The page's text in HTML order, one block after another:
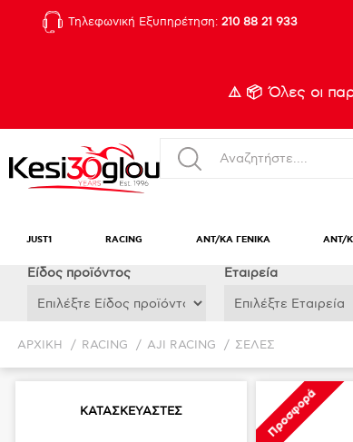
Τηλεφωνική Εξυπηρέτηση: 210 88 21 933
⚠️ 📦 Όλες οι
JUST1 RACING ΑΝΤ/ΚΑ ΓΕΝΙΚΑ ΑΝΤ/
Eίδος προϊόντος Εταιρεία
ΑΡΧΙΚΉ / RACING / AJI RACING / ΣΕΛΕΣ
ΚΑΤΑΣΚΕΥΑΣΤΈΣ Προσφορά